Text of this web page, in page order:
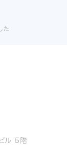
た
ル 5階